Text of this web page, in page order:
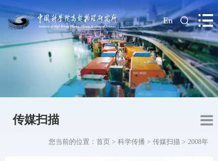
| En
传媒扫描
您当前的位置： 首页 > 科学传播 > 传媒扫描 > 2008年